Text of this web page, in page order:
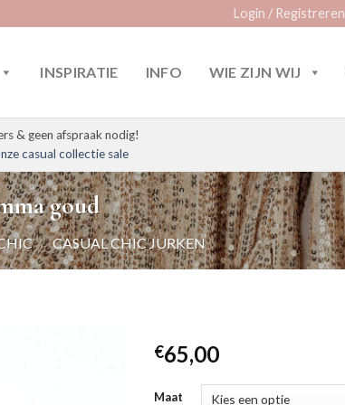
Login / Registreren
INSPIRATIE INFO WIE ZIJN WIJ
& geen afspraak nodig!
casual collectie sale
goud
/ CASUAL CHIC JURKEN
€65,00
Maat